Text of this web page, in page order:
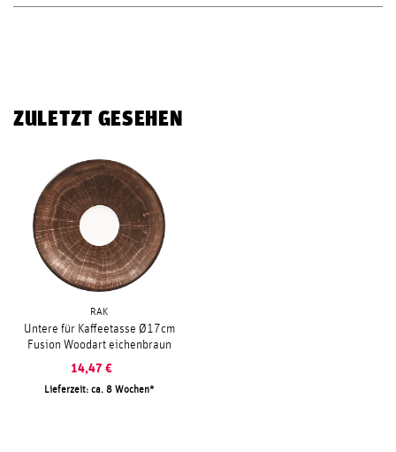
ZULETZT GESEHEN
RAK
Untere für Kaffeetasse Ø17cm
Fusion Woodart eichenbraun
14,47 €
Lieferzeit: ca. 8 Wochen